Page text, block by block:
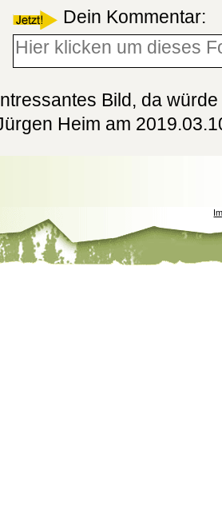
Dein Kommentar:
Bild, da
Heim am